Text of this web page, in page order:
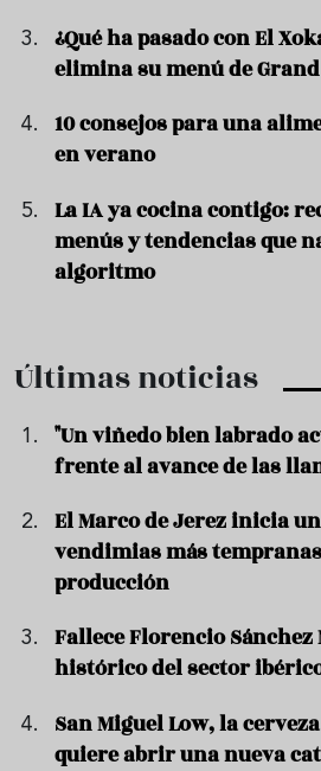
¿Qué ha pasado con El
elimina su menú de
10 consejos para una
en verano
La IA ya cocina contigo:
menús y tendencias que
algoritmo
Últimas noticias
"Un viñedo bien labrado
frente al avance de las
El Marco de Jerez inicia
vendimias más
producción
Fallece Florencio
histórico del sector
San Miguel Low, la
quiere abrir una nueva